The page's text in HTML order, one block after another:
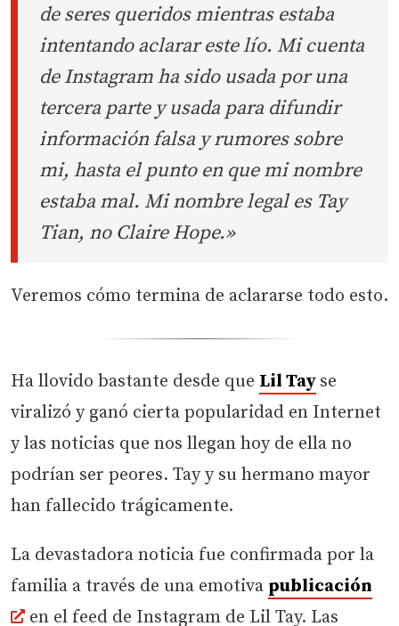
de seres queridos mientras estaba
intentando aclarar este lío. Mi cuenta
de Instagram ha sido usada por una
tercera parte y usada para difundir
información falsa y rumores sobre
mi, hasta el punto en que mi nombre
estaba mal. Mi nombre legal es Tay
Tian, no Claire Hope.»
Veremos cómo termina de aclararse todo esto.
Ha llovido bastante desde que Lil Tay se
viralizó y ganó cierta popularidad en Internet
y las noticias que nos llegan hoy de ella no
podrían ser peores. Tay y su hermano mayor
han fallecido trágicamente.
La devastadora noticia fue confirmada por la
familia a través de una emotiva publicación
en el feed de Instagram de Lil Tay. Las